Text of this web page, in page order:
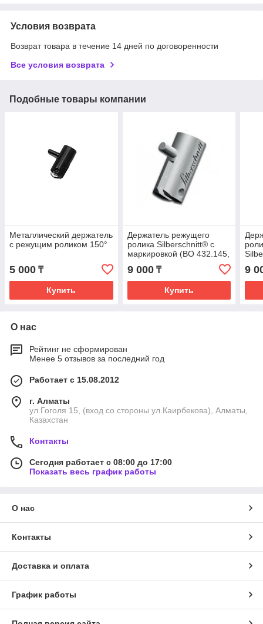
Условия возврата
Возврат товара в течение 14 дней по договоренности
Все условия возврата
Подобные товары компании
Металлический держатель
c режущим роликом 150°
5 000 ₸
Купить
Держатель режущего
ролика Silberschnitt® с
маркировкой (BO 432.145,
9 000₸
Купить
9
О нас
Рейтинг не сформирован
Менее 5 отзывов за последний год
Работает с 15.08.2012
г. Алматы
ул.Гоголя 15, (вход со стороны ул.Каирбекова), Алматы,
Казахстан
Контакты
Сегодня работает с 08:00 до 17:00
Показать весь график работы
О нас
Контакты
Доставка и оплата
График работы